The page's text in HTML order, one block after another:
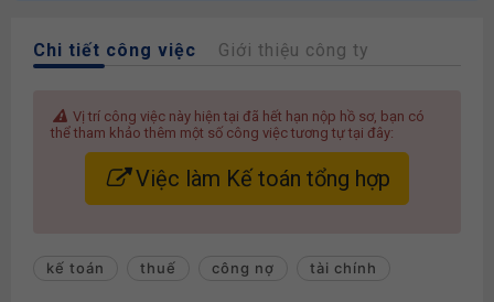
Chi tiết công việc Giới thiệu công ty
Vị trí công việc này hiện tại đã hết hạn nộp hồ sơ, bạn có
thể tham khảo thêm một số công việc tương tự tại đây:
Việc làm Kế toán tổng hợp
kế toán thuế công nợ tài chính